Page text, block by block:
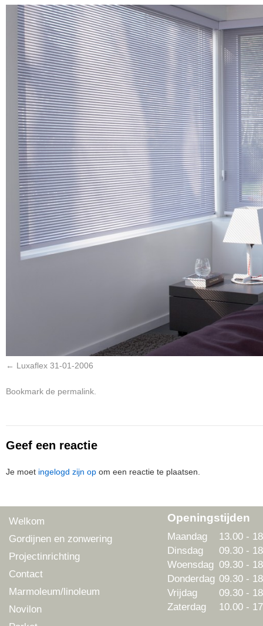
Luxaflex 31-01-2006
Bookmark de permalink.
Geef een reactie
Je moet ingelogd zijn op om een reactie te plaatsen.
Welkom
Gordijnen en zonwering
Projectinrichting
Contact
Marmoleum/linoleum
Novilon
Openingstijden
Maandag
Dinsdag
Woensdag
Donderdag
Vrijdag
Zaterdag
13.00 -
09.30 -
09.30 -
09.30 -
09.30 -
10.00 -